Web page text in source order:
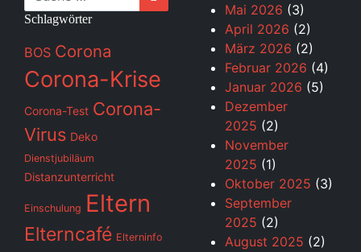
Schlagwörter
BOS Corona
Corona-Krise
Corona-Test Corona-
Virus Deko
Dienstjubiläum
Distanzunterricht
Einschulung Eltern
Elterncafé Elterninfo
Mai 2026 (3)
April 2026 (2)
März 2026 (2)
Februar 2026 (4)
Januar 2026 (5)
Dezember
2025 (2)
November
2025 (1)
Oktober 2025 (3)
September
2025 (2)
August 2025 (2)